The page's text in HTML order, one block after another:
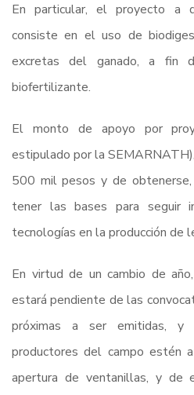
En particular, el proyecto a
consiste en el uso de
excretas del ganado, a fin
biofertilizante.
El monto de apoyo por
estipulado por la
500 mil pesos y de
tener las bases para seguir
tecnologías en la producción de
En virtud de un cambio de
estará pendiente de las
próximas a ser emitidas,
productores del campo estén
apertura de ventanillas, y de